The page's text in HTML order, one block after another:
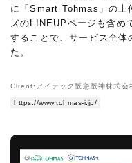
に「Smart Tohmas」の上
ズのLINEUPページも含め
することで、サービス全体
た。
Client:アイテック阪急阪神株式会
https://www.tohmas-i.jp/